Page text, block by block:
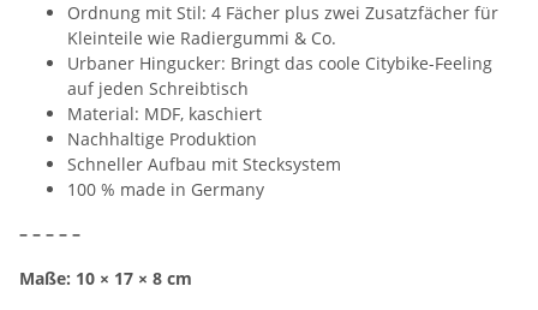
Ordnung mit Stil: 4 Fächer plus zwei Zusatzfächer für
Kleinteile wie Radiergummi & Co.
Urbaner Hingucker: Bringt das coole Citybike-Feeling
auf jeden Schreibtisch
Material: MDF, kaschiert
Nachhaltige Produktion
Schneller Aufbau mit Stecksystem
100 % made in Germany
– – – – –
Maße: 10 × 17 × 8 cm